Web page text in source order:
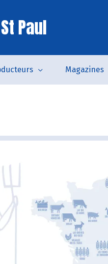
Paul
Magazines